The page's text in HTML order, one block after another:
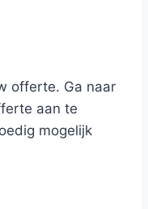
offerte. Ga naar
aan te
mogelijk